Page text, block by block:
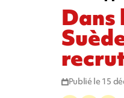
Dans
Publié le 15